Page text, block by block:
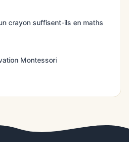
crayon suffisent-ils en maths
Montessori